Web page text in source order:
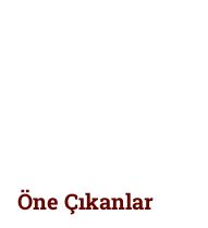
Öne Çıkanlar